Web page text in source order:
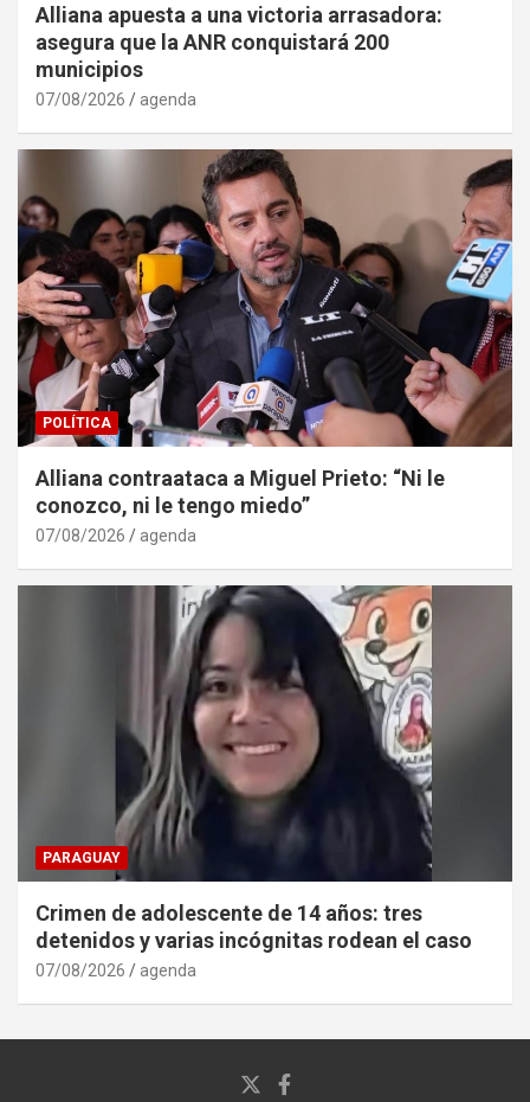
Alliana apuesta a una victoria arrasadora:
asegura que la ANR conquistará 200
municipios
07/08/2026 agenda
POLÍTICA
Alliana contraataca a Miguel Prieto: “Ni le
conozco, ni le tengo miedo”
07/08/2026 agenda
PARAGUAY
Crimen de adolescente de 14 años: tres
detenidos y varias incógnitas rodean el caso
07/08/2026 agenda